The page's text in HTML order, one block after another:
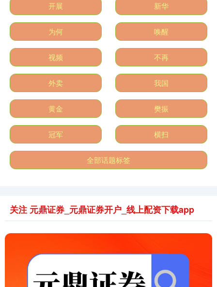
深证成指 14311.01 +1.42%
沪深300 4694.44 +0.93%
开展 新华
为何 唤醒
视频 不再
外卖 我国
黄金 樊振
冠军 横扫
全部话题标签
关注 元鼎证券_元鼎证券开户_线上配资下载app